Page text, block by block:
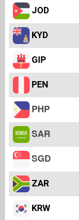
JOD
KYD
GIP
PEN
PHP
SAR
SGD
ZAR
KRW